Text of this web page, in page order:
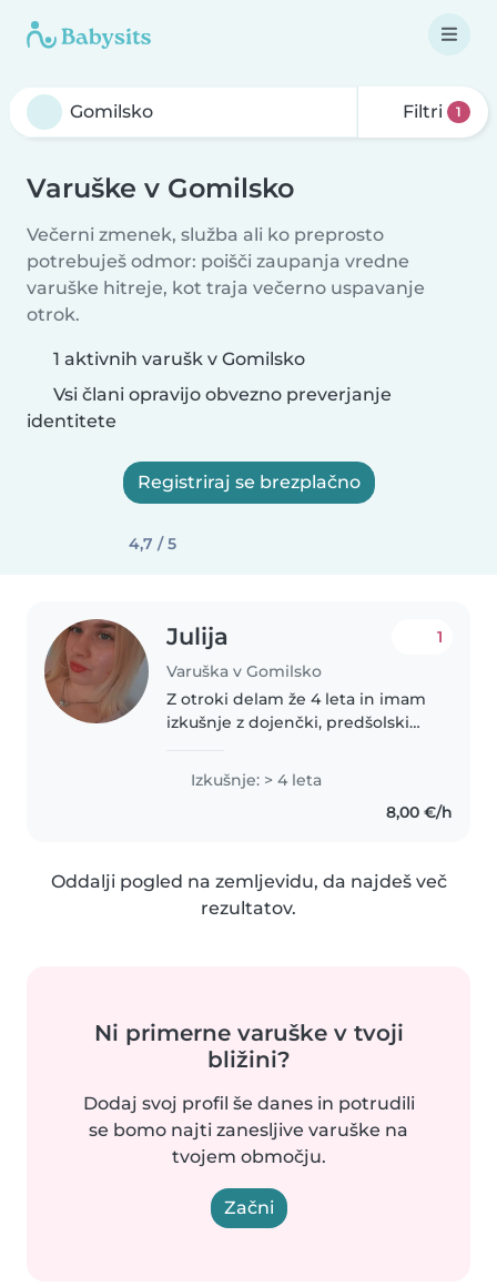
Filtri 1
Varuške v Gomilsko
Večerni zmenek, služba ali ko preprosto
potrebuješ odmor: poišči zaupanja vredne
varuške hitreje, kot traja večerno uspavanje
otrok.
1 aktivnih varušk v Gomilsko
Vsi člani opravijo obvezno preverjanje
identitete
Registriraj se brezplačno
4,7 / 5
Julija
Varuška v Gomilsko
1
Z otroki delam že 4 leta in imam
izkušnje z dojenčki, predšolski
izobrazbo na srednji šoli. Lahko
delam razne aktivnosti z otroki,
Izkušnje: > 4 leta
8,00 €/h
Oddalji pogled na zemljevidu, da najdeš več
rezultatov.
Ni primerne varuške v tvoji
bližini?
Dodaj svoj profil še danes in potrudili
se bomo najti zanesljive varuške na
tvojem območju.
Začni